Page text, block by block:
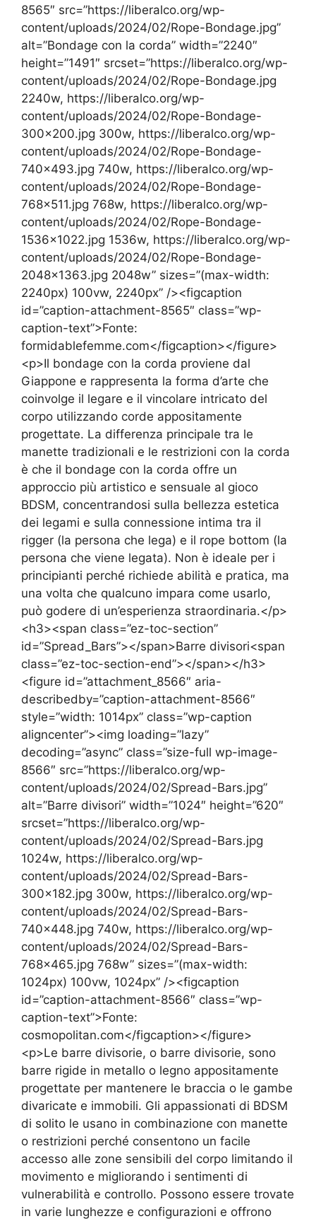
8565″ src=”https://liberalco.org/wp-
content/uploads/2024/02/Rope-Bondage.jpg”
alt=”Bondage con la corda” width=”2240″
height=”1491″ srcset=”https://liberalco.org/wp-
content/uploads/2024/02/Rope-Bondage.jpg
2240w, https://liberalco.org/wp-
content/uploads/2024/02/Rope-Bondage-
300×200.jpg 300w, https://liberalco.org/wp-
content/uploads/2024/02/Rope-Bondage-
740×493.jpg 740w, https://liberalco.org/wp-
content/uploads/2024/02/Rope-Bondage-
768×511.jpg 768w, https://liberalco.org/wp-
content/uploads/2024/02/Rope-Bondage-
1536×1022.jpg 1536w, https://liberalco.org/wp-
content/uploads/2024/02/Rope-Bondage-
2048×1363.jpg 2048w” sizes=”(max-width:
2240px) 100vw, 2240px” /><figcaption
id=”caption-attachment-8565″ class=”wp-
caption-text”>Fonte:
formidablefemme.com</figcaption></figure>
<p>Il bondage con la corda proviene dal
Giappone e rappresenta la forma d’arte che
coinvolge il legare e il vincolare intricato del
corpo utilizzando corde appositamente
progettate. La differenza principale tra le
manette tradizionali e le restrizioni con la corda
è che il bondage con la corda offre un
approccio più artistico e sensuale al gioco
BDSM, concentrandosi sulla bellezza estetica
dei legami e sulla connessione intima tra il
rigger (la persona che lega) e il rope bottom (la
persona che viene legata). Non è ideale per i
principianti perché richiede abilità e pratica, ma
una volta che qualcuno impara come usarlo,
può godere di un’esperienza straordinaria.</p>
<h3><span class=”ez-toc-section”
id=”Spread_Bars”></span>Barre divisori<span
class=”ez-toc-section-end”></span></h3>
<figure id=”attachment_8566″ aria-
describedby=”caption-attachment-8566″
style=”width: 1014px” class=”wp-caption
aligncenter”><img loading=”lazy”
decoding=”async” class=”size-full wp-image-
8566″ src=”https://liberalco.org/wp-
content/uploads/2024/02/Spread-Bars.jpg”
alt=”Barre divisori” width=”1024″ height=”620″
srcset=”https://liberalco.org/wp-
content/uploads/2024/02/Spread-Bars.jpg
1024w, https://liberalco.org/wp-
content/uploads/2024/02/Spread-Bars-
300×182.jpg 300w, https://liberalco.org/wp-
content/uploads/2024/02/Spread-Bars-
740×448.jpg 740w, https://liberalco.org/wp-
content/uploads/2024/02/Spread-Bars-
768×465.jpg 768w” sizes=”(max-width:
1024px) 100vw, 1024px” /><figcaption
id=”caption-attachment-8566″ class=”wp-
caption-text”>Fonte:
cosmopolitan.com</figcaption></figure>
<p>Le barre divisorie, o barre divisorie, sono
barre rigide in metallo o legno appositamente
progettate per mantenere le braccia o le gambe
divaricate e immobili. Gli appassionati di BDSM
di solito le usano in combinazione con manette
o restrizioni perché consentono un facile
accesso alle zone sensibili del corpo limitando il
movimento e migliorando i sentimenti di
vulnerabilità e controllo. Possono essere trovate
in varie lunghezze e configurazioni e offrono